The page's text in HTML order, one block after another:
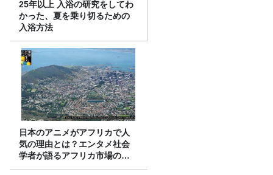
25年以上 入浴の研究をしてわ
かった、夏を乗り切るための
入浴方法
日本のアニメがアフリカで人
気の理由とは？エンタメ社会
学者が語るアフリカ市場のリ
アル